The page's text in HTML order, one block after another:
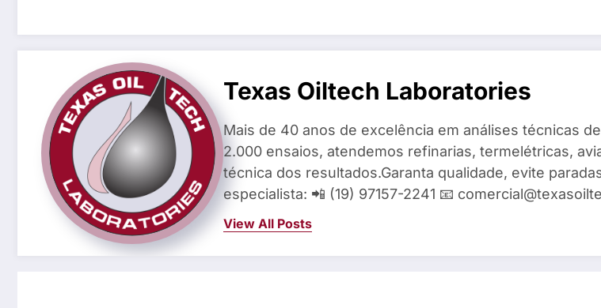
Texas Oiltech Laboratories
Mais de 40 anos de excelência em análises técnicas
2.000 ensaios, atendemos refinarias, termelétricas,
técnica dos resultados.Garanta qualidade, evite
especialista: 📲 (19) 97157-2241 📧
View All Posts